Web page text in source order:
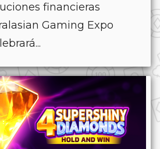
financieras
Gaming Expo